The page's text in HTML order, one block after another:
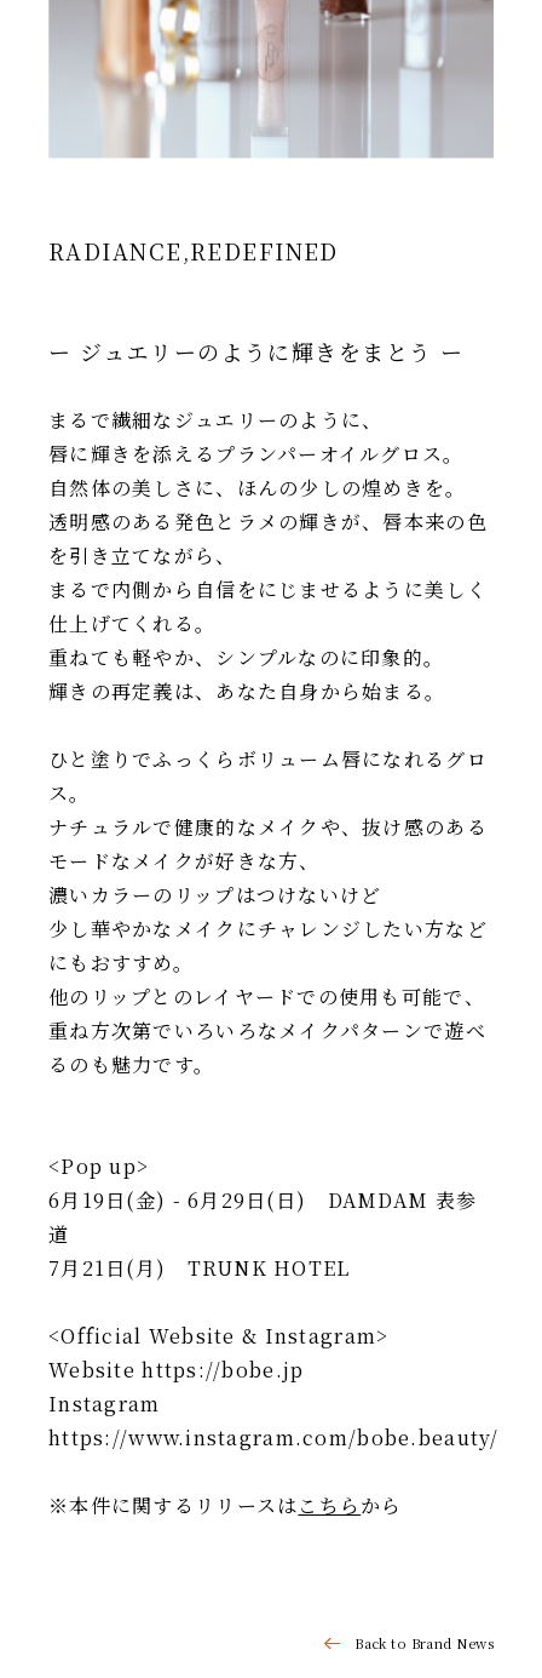
RADIANCE,REDEFINED
ー ジュエリーのように輝きをまとう ー
まるで繊細なジュエリーのように、
唇に輝きを添えるプランパーオイルグロス。
自然体の美しさに、ほんの少しの煌めきを。
透明感のある発色とラメの輝きが、唇本来の色
を引き立てながら、
まるで内側から自信をにじませるように美しく
仕上げてくれる。
重ねても軽やか、シンプルなのに印象的。
輝きの再定義は、あなた自身から始まる。
ひと塗りでふっくらボリューム唇になれるグロ
ス。
ナチュラルで健康的なメイクや、抜け感のある
モードなメイクが好きな方、
濃いカラーのリップはつけないけど
少し華やかなメイクにチャレンジしたい方など
にもおすすめ。
他のリップとのレイヤードでの使用も可能で、
重ね方次第でいろいろなメイクパターンで遊べ
るのも魅力です。
<Pop up>
6月19日(金) - 6月29日(日) DAMDAM 表参
道
7月21日(月) TRUNK HOTEL
<Official Website & Instagram>
Website https://bobe.jp
Instagram
https://www.instagram.com/bobe.beauty/
※本件に関するリリースはこちら から
Back to Brand News